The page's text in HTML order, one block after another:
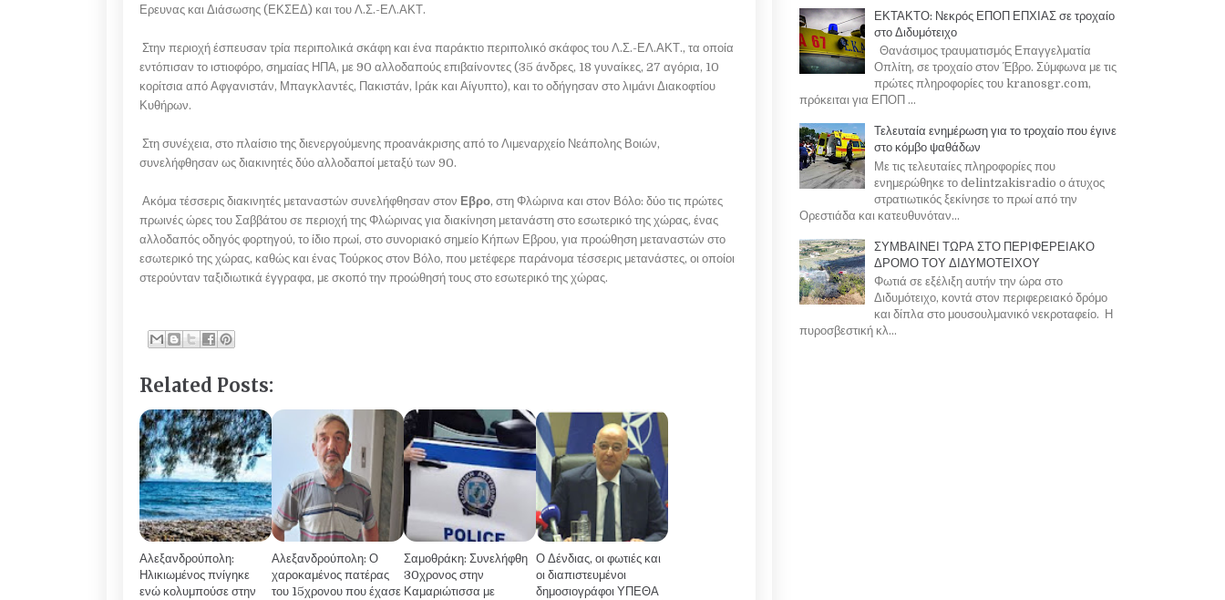
Ερευνας και Διάσωσης (ΕΚΣΕΔ) και του Λ.Σ.-ΕΛ.ΑΚΤ.
Στην περιοχή έσπευσαν τρία περιπολικά σκάφη και ένα παράκτιο περιπολικό σκάφος του Λ.Σ.-ΕΛ.ΑΚΤ., τα οποία
εντόπισαν το ιστιοφόρο, σημαίας ΗΠΑ, με 90 αλλοδαπούς επιβαίνοντες (35 άνδρες, 18 γυναίκες, 27 αγόρια, 10
κορίτσια από Αφγανιστάν, Μπαγκλαντές, Πακιστάν, Ιράκ και Αίγυπτο), και το οδήγησαν στο λιμάνι Διακοφτίου
Κυθήρων.
Στη συνέχεια, στο πλαίσιο της διενεργούμενης προανάκρισης από το Λιμεναρχείο Νεάπολης Βοιών,
συνελήφθησαν ως διακινητές δύο αλλοδαποί μεταξύ των 90.
Ακόμα τέσσερις διακινητές μεταναστών συνελήφθησαν στον Εβρο, στη Φλώρινα και στον Βόλο: δύο τις πρώτες
πρωινές ώρες του Σαββάτου σε περιοχή της Φλώρινας για διακίνηση μετανάστη στο εσωτερικό της χώρας, ένας
αλλοδαπός οδηγός φορτηγού, το ίδιο πρωί, στο συνοριακό σημείο Κήπων Εβρου, για προώθηση μεταναστών στο
εσωτερικό της χώρας, καθώς και ένας Τούρκος στον Βόλο, που μετέφερε παράνομα τέσσερις μετανάστες, οι οποίοι
στερούνταν ταξιδιωτικά έγγραφα, με σκοπό την προώθησή τους στο εσωτερικό της χώρας.
Related Posts:
Αλεξανδρούπολη:
Ηλικιωμένος πνίγηκε
ενώ κολυμπούσε στην
Αλεξανδρούπολη: Ο
χαροκαμένος πατέρας
του 15χρονου που έχασε
Σαμοθράκη: Συνελήφθη
30χρονος στην
Καμαριώτισσα με
Ο Δένδιας, οι φωτιές και
οι διαπιστευμένοι
δημοσιογράφοι ΥΠΕΘΑ
ΕΚΤΑΚΤΟ: Νεκρός ΕΠΟΠ ΕΠΧΙΑΣ σε τροχαίο
στο Διδυμότειχο
Θανάσιμος τραυματισμός Επαγγελματία
Οπλίτη, σε τροχαίο στον Έβρο. Σύμφωνα με τις
πρώτες πληροφορίες του kranosgr.com,
πρόκειται για ΕΠΟΠ ...
Τελευταία ενημέρωση για το τροχαίο που έγινε
στο κόμβο ψαθάδων
Με τις τελευταίες πληροφορίες που
ενημερώθηκε το delintzakisradio ο άτυχος
στρατιωτικός ξεκίνησε το πρωί από την
Ορεστιάδα και κατευθυνόταν...
ΣΥΜΒΑΙΝΕΙ ΤΩΡΑ ΣΤΟ ΠΕΡΙΦΕΡΕΙΑΚΟ
ΔΡΟΜΟ ΤΟΥ ΔΙΔΥΜΟΤΕΙΧΟΥ
Φωτιά σε εξέλιξη αυτήν την ώρα στο
Διδυμότειχο, κοντά στον περιφερειακό δρόμο
και δίπλα στο μουσουλμανικό νεκροταφείο. Η
πυροσβεστική κλ...